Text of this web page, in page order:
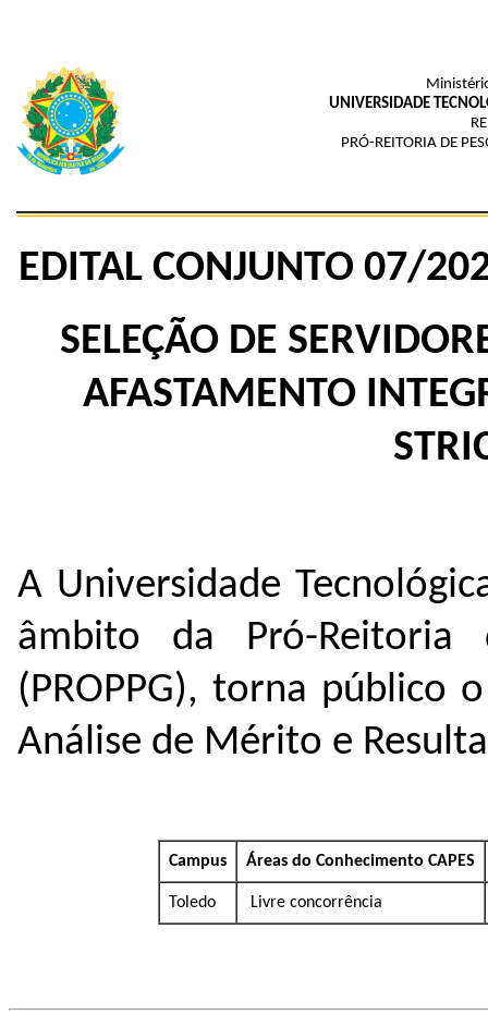
UNIVERSIDADE
PRÓ-REITORIA DE
EDITAL CONJUNTO 07/
SELEÇÃO DE
AFASTAMENTO
A Universidade
âmbito da Pró-Reitoria
(PROPPG), torna público
Análise de Mérito e
Campus Áreas do Conhecimento CAPES
Toledo Livre concorrência